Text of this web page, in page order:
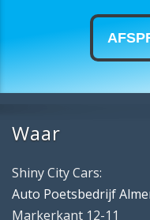
Waar
Shiny City Cars:
Auto Poetsbedrijf
Markerkant 12-11